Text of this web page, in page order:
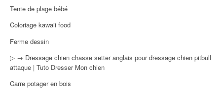
Tente de plage bébé
Coloriage kawaii food
Ferme dessin
▷ → Dressage chien chasse setter anglais pour dressage chien pitbull
attaque | Tuto Dresser Mon chien
Carre potager en bois